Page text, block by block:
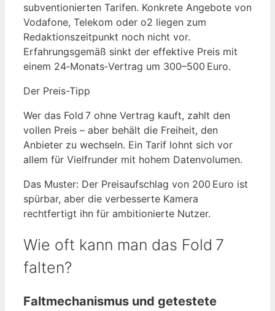
subventionierten Tarifen. Konkrete Angebote von
Vodafone, Telekom oder o2 liegen zum
Redaktionszeitpunkt noch nicht vor.
Erfahrungsgemäß sinkt der effektive Preis mit
einem 24‑Monats‑Vertrag um 300–500 Euro.
Der Preis-Tipp
Wer das Fold 7 ohne Vertrag kauft, zahlt den
vollen Preis – aber behält die Freiheit, den
Anbieter zu wechseln. Ein Tarif lohnt sich vor
allem für Vielfrunder mit hohem Datenvolumen.
Das Muster: Der Preisaufschlag von 200 Euro ist
spürbar, aber die verbesserte Kamera
rechtfertigt ihn für ambitionierte Nutzer.
Wie oft kann man das Fold 7
falten?
Faltmechanismus und getestete